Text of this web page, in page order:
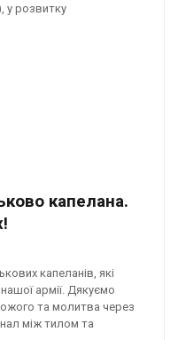
у розвитку
капелана.
капеланів, які
армії. Дякуємо
та молитва через
між тилом та